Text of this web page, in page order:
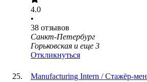
4.0
•
38 отзывов
Санкт-Петербург
Горьковская и еще 3
Откликнуться
Manufacturing Intern / Стажёр-